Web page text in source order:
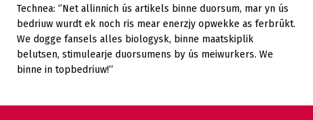
Technea: ‘’Net allinnich ús artikels binne duorsum, mar yn ús
bedriuw wurdt ek noch ris mear enerzjy opwekke as ferbrûkt.
We dogge fansels alles biologysk, binne maatskiplik
belutsen, stimulearje duorsumens by ús meiwurkers. We
binne in topbedriuw!’’